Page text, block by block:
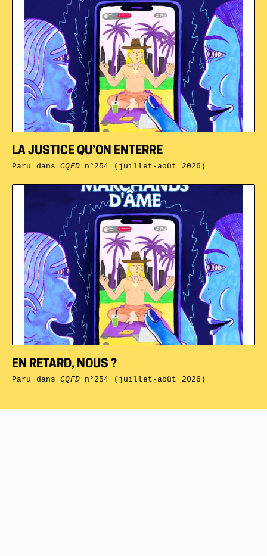
EN RETARD, NOUS ?
Paru dansCQFDn°254 (juillet-août 2026)
LA JUSTICE QU’ON ENTERRE
Paru dansCQFDn°254 (juillet-août 2026)